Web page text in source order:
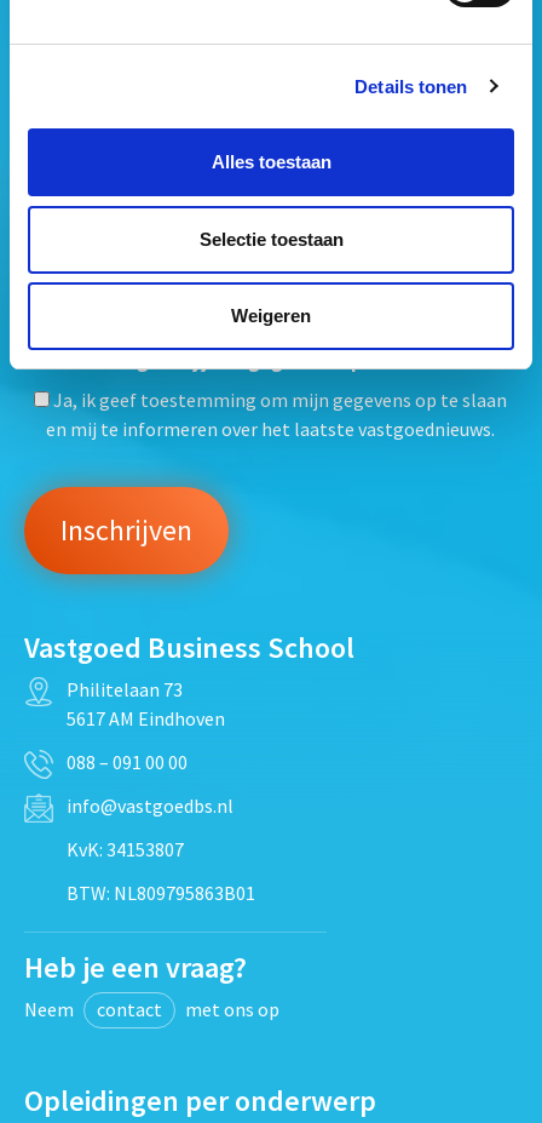
Details tonen
Alles toestaan
Selectie toestaan
Weigeren
Ja, ik geef toestemming om mijn gegevens op te slaan
en mij te informeren over het laatste vastgoednieuws.
Vastgoed Business School
Philitelaan 73
5617 AM Eindhoven
088 – 091 00 00
info@vastgoedbs.nl
KvK: 34153807
BTW: NL809795863B01
Heb je een vraag?
Neem contact met ons op
Opleidingen per onderwerp